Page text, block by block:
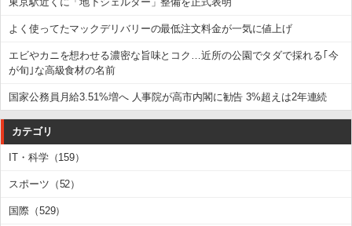
よく使ってたマックデリバリーの最低注文料金が一気に値上げ
エビやカニを想わせる濃密な旨味とコク…近所の公園でタダで採れる｢今
が旬｣な高級食材の名前
国家公務員月給3.51%増へ 人事院が高市内閣に勧告 3%超えは2年連続
カテゴリ
IT・科学（159）
スポーツ（52）
国際（529）